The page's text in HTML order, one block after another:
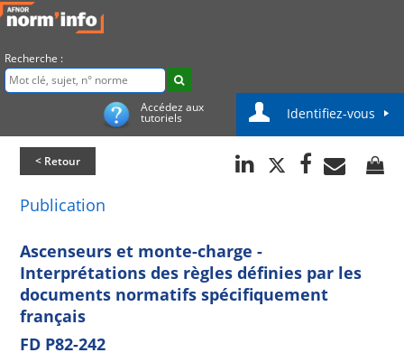
Recherche :
Accédez aux
tutoriels Identifiez-vous
< Retour
Publication
Ascenseurs et monte-charge -
Interprétations des règles définies par les
documents normatifs spécifiquement
français
FD P82-242